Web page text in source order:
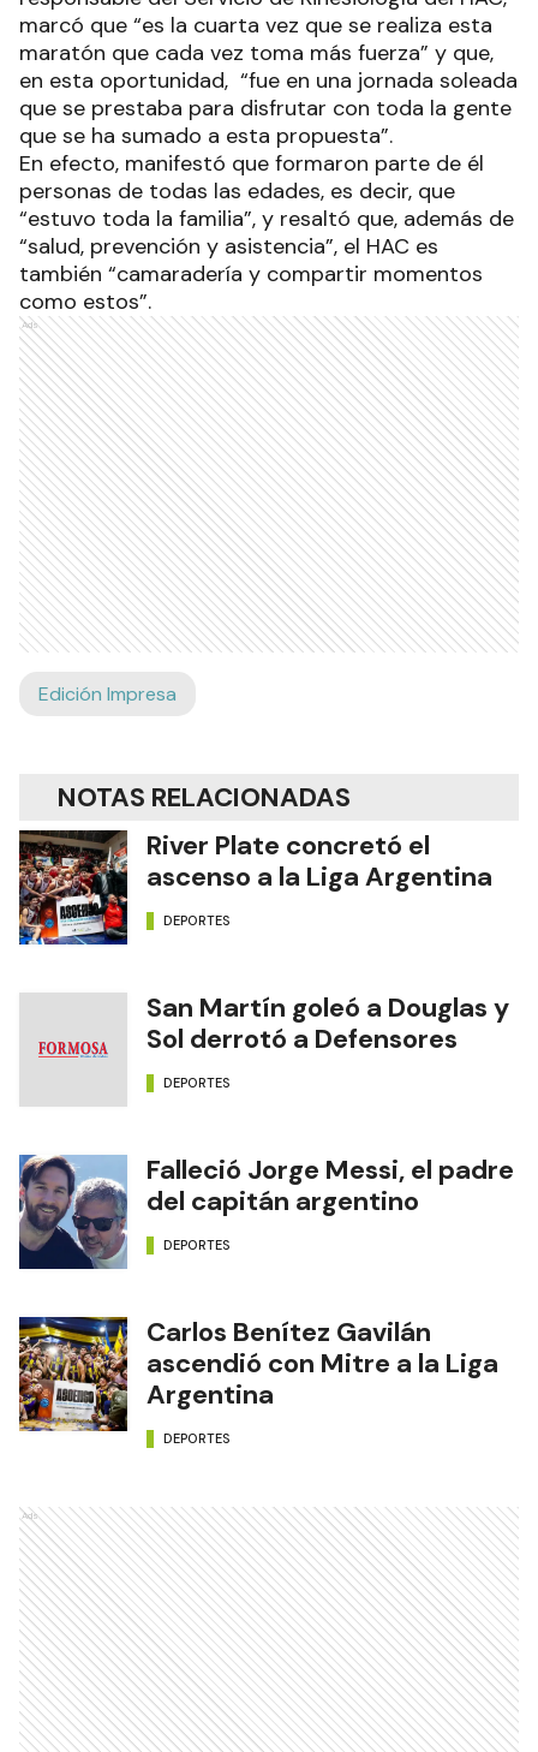
marcó que “es la cuarta vez que se realiza esta
maratón que cada vez toma más fuerza” y que,
en esta oportunidad, “fue en una jornada soleada
que se prestaba para disfrutar con toda la gente
que se ha sumado a esta propuesta”.
En efecto, manifestó que formaron parte de él
personas de todas las edades, es decir, que
“estuvo toda la familia”, y resaltó que, además de
“salud, prevención y asistencia”, el HAC es
también “camaradería y compartir momentos
como estos”.
Ads
Edición Impresa
NOTAS RELACIONADAS
River Plate concretó el
ascenso a la Liga Argentina
DEPORTES
San Martín goleó a Douglas y
Sol derrotó a Defensores
DEPORTES
Falleció Jorge Messi, el padre
del capitán argentino
DEPORTES
Carlos Benítez Gavilán
ascendió con Mitre a la Liga
Argentina
DEPORTES
Ads